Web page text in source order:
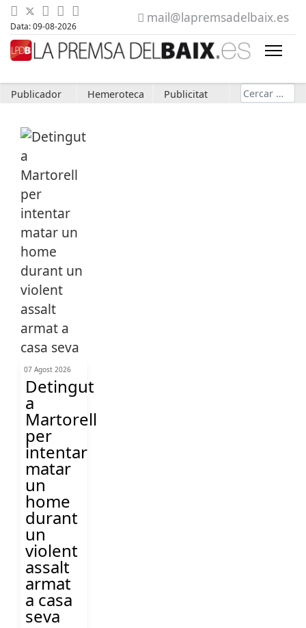
Data: 09-08-2026
mail@lapremsadelbaix.es
Publicador Hemeroteca Publicitat Cerca
07 Agost 2026
Detingut
a
Martorell
per
intentar
matar
un
home
durant
un
violent
assalt
armat
a casa
seva